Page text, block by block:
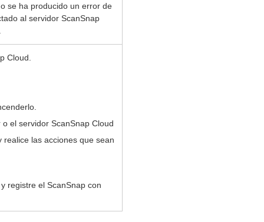
se ha producido un error de
al servidor ScanSnap
Cloud.
el servidor ScanSnap Cloud
realice las acciones que sean
registre el ScanSnap con